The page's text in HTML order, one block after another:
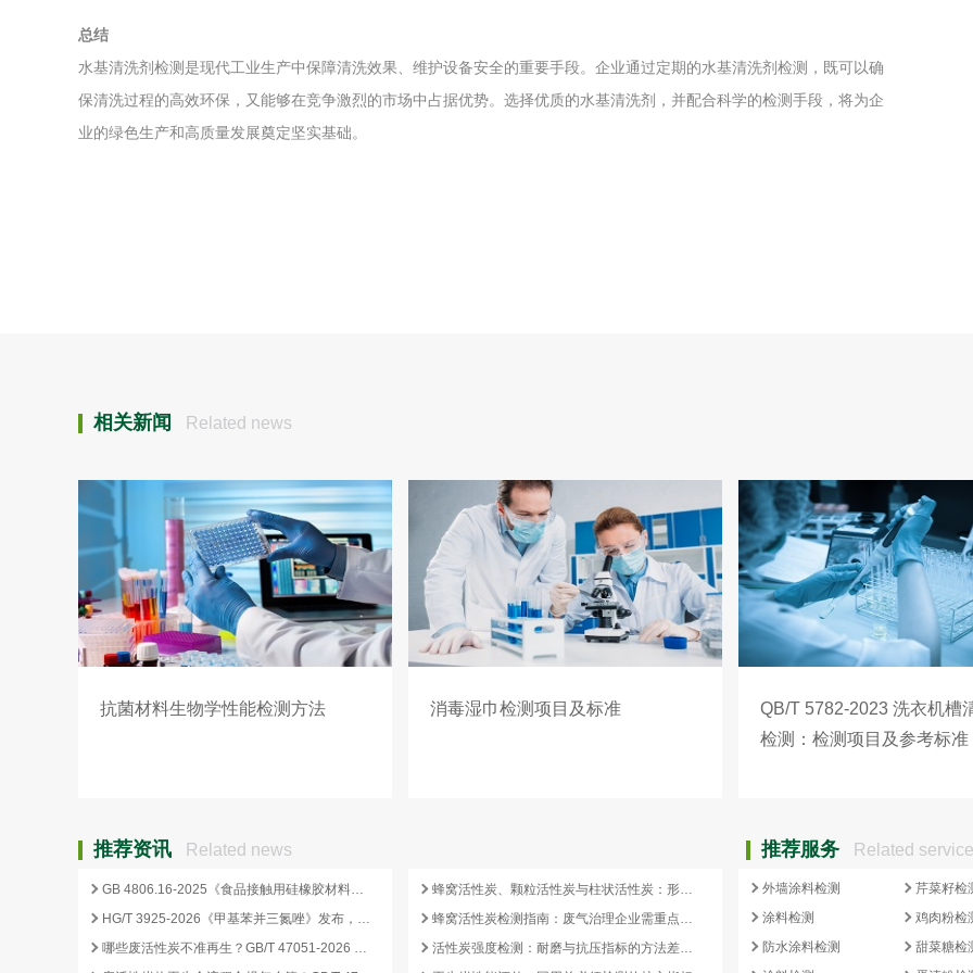
总结
水基清洗剂检测是现代工业生产中保障清洗效果、维护设备安全的重要手段。企业通过定期的水基清洗剂检测，既可以确
保清洗过程的高效环保，又能够在竞争激烈的市场中占据优势。选择优质的水基清洗剂，并配合科学的检测手段，将为企
业的绿色生产和高质量发展奠定坚实基础。
相关新闻 Related news
抗菌材料生物学性能检测方法 消毒湿巾检测项目及标准
QB/T 5782-2023 洗衣机槽
检测：检测项目及参考标准
推荐资讯 Related news 推荐服务 Related service
GB 4806.16-2025《食品接触用硅橡胶材料及制品》标准解析
HG/T 3925-2026《甲基苯并三氮唑》发布，2026 年 12 月 1 日起实施
哪些废活性炭不准再生？GB/T 47051-2026 划定的禁止再生红线
蜂窝活性炭、颗粒活性炭与柱状活性炭：形态差异与检测重点对照
蜂窝活性炭检测指南：废气治理企业需重点关注的5项核心指标
活性炭强度检测：耐磨与抗压指标的方法差异及验收意义
外墙涂料检测
涂料检测
防水涂料检测
芹菜籽检
鸡肉粉检
甜菜糖检